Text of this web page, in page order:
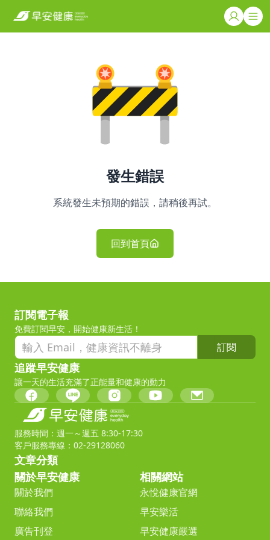
發生錯誤
系統發生未預期的錯誤，請稍後再試。
回到首頁
訂閱電子報
免費訂閱早安，開始健康新生活！
訂閱
追蹤早安健康
讓一天的生活充滿了正能量和健康的動力
服務時間：週一～週五 8:30-17:30
客戶服務專線：02-29128060
文章分類
關於早安健康
關於我們
聯絡我們
廣告刊登
相關網站
永悅健康官網
早安樂活
早安健康嚴選